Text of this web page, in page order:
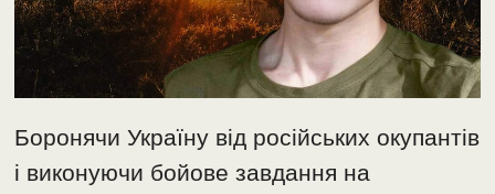
Боронячи Україну від російських окупантів
і виконуючи бойове завдання на